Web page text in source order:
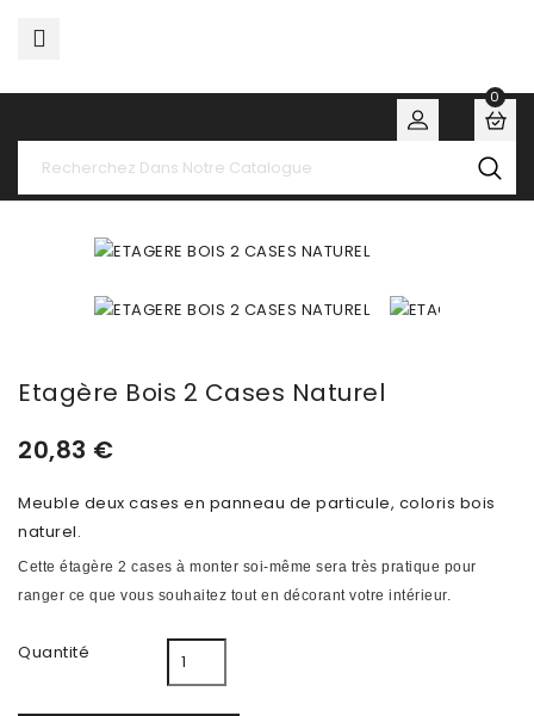

0
Etagère Bois 2 Cases Naturel
20,83 €
Meuble deux cases en panneau de particule, coloris bois
naturel.
Cette étagère 2 cases à monter soi-même sera très pratique pour
ranger ce que vous souhaitez tout en décorant votre intérieur.
Quantité